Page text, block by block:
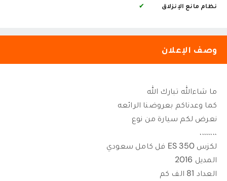
نظام مانع الإنزلاق
✔
وصف الإعلان
ما شاءالله تبارك الله
كما وعدناكم بعروضنا الرائعه
نعرض لكم سيارة من نوع
،،،،،،،،
لكزس ES 350 فل كامل سعودي
المديل 2016
العداد 81 الف كم